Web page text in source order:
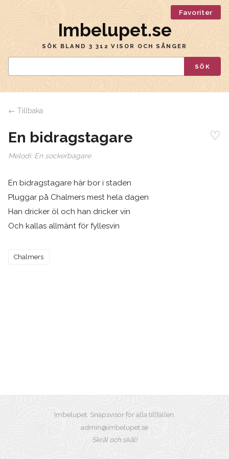
Favoriter
Imbelupet.se
SÖK BLAND 3 312 VISOR OCH SÅNGER
SÖK
← Tillbaka
En bidragstagare ♡
Melodi: En sockerbagare
En bidragstagare här bor i staden
Pluggar på Chalmers mest hela dagen
Han dricker öl och han dricker vin
Och kallas allmänt för fyllesvin
Chalmers
Imbelupet. Snapsvisor för alla tillfällen.
admin@imbelupet.se
Skrål och skål!